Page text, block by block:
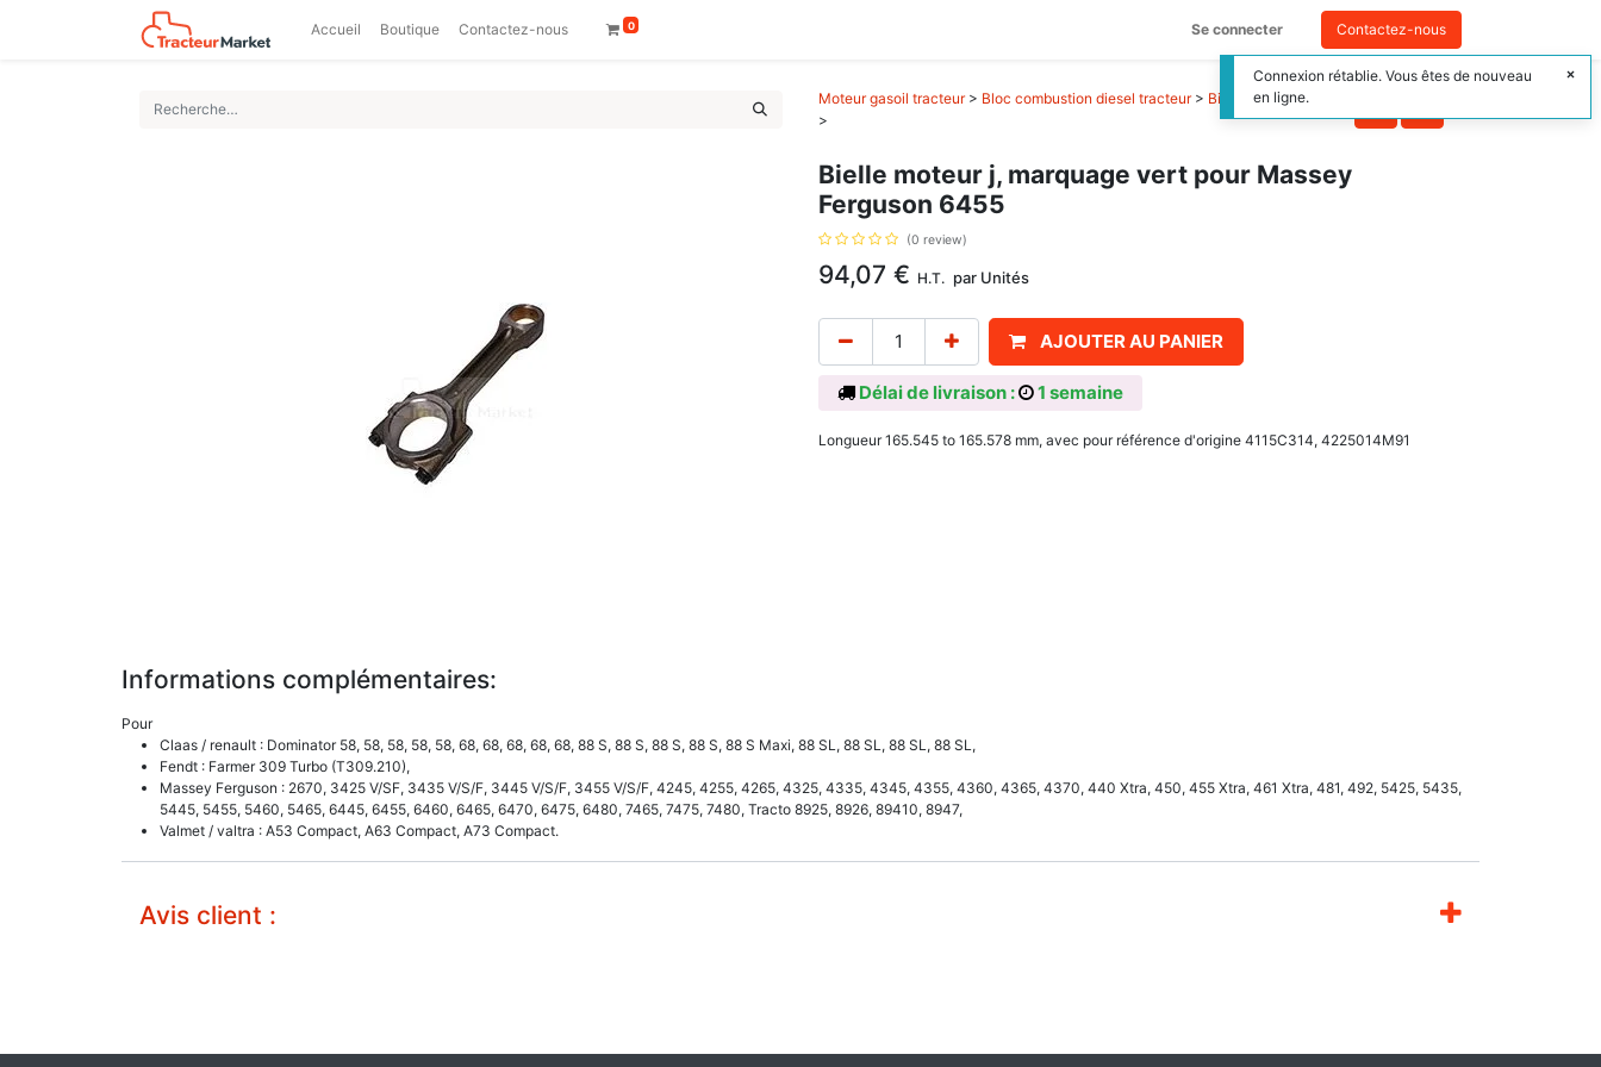
Accueil Boutique Contactez-nous 0 Se connecter Contactez-nous
Moteur gasoil tracteur> Bloc combustion diesel tracteur> Bielle moteur tracteur
>
Bielle moteur j, marquage vert pour Massey
Ferguson 6455
(0 review)
94,07 € H.T. par Unités
AJOUTER AU PANIER
Délai de livraison : 1 semaine
Longueur 165.545 to 165.578 mm, avec pour référence d'origine 4115C314, 4225014M91
Informations complémentaires:
Pour
Claas / renault : Dominator 58, 58, 58, 58, 58, 68, 68, 68, 68, 68, 88 S, 88 S, 88 S, 88 S, 88 S Maxi, 88 SL, 88 SL, 88 SL, 88 SL,
Fendt : Farmer 309 Turbo (T309.210),
Massey Ferguson : 2670, 3425 V/SF, 3435 V/S/F, 3445 V/S/F, 3455 V/S/F, 4245, 4255, 4265, 4325, 4335, 4345, 4355, 4360, 4365, 4370, 440 Xtra, 450, 455 Xtra, 461 Xtra, 481, 492, 5425, 5435,
5445, 5455, 5460, 5465, 6445, 6455, 6460, 6465, 6470, 6475, 6480, 7465, 7475, 7480, Tracto 8925, 8926, 89410, 8947,
Valmet / valtra : A53 Compact, A63 Compact, A73 Compact.
Avis client :
Connexion rétablie. Vous êtes de nouveau
en ligne.